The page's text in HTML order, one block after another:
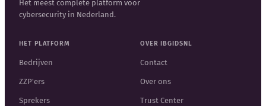
Het meest complete platform voor
cybersecurity in Nederland.
HET PLATFORM
Bedrijven
ZZP'ers
Sprekers
OVER IBGIDSNL
Contact
Over ons
Trust Center